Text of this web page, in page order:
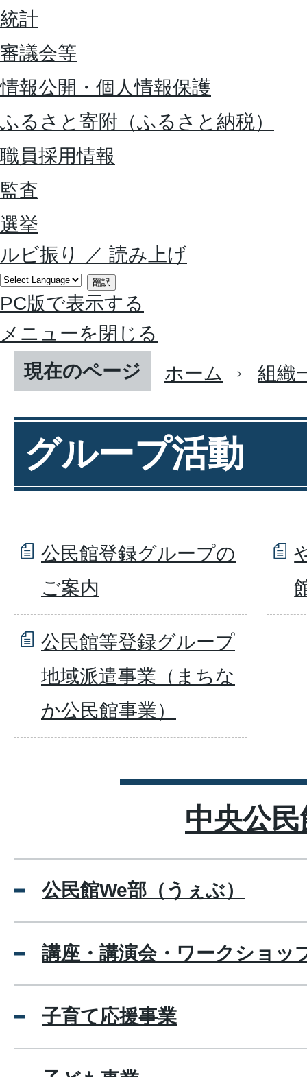
統計
審議会等
情報公開・個人情報保護
ふるさと寄附（ふるさと納税）
職員採用情報
監査
選挙
ルビ振り
／ 読み上げ
翻訳
PC版で表示する
メニューを閉じる
現在のページ
ホーム 組織
グループ活動
公民館登録グループの
ご案内
公民館等登録グループ
地域派遣事業（まちな
か公民館事業）
中央公民
公民館We部（うぇぶ）
講座・講演会・ワークショッ
子育て応援事業